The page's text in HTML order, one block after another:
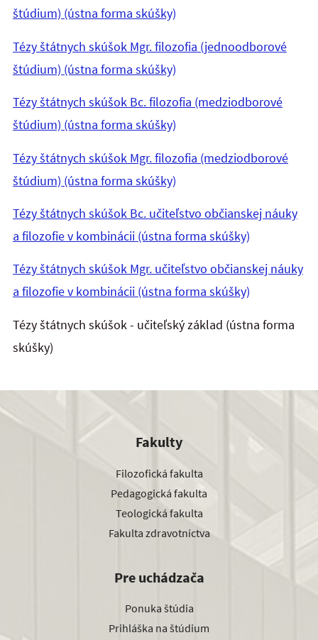
štúdium) (ústna forma skúšky)
Tézy štátnych skúšok Mgr. filozofia (jednoodborové
štúdium) (ústna forma skúšky)
Tézy štátnych skúšok Bc. filozofia (medziodborové
štúdium) (ústna forma skúšky)
Tézy štátnych skúšok Mgr. filozofia (medziodborové
štúdium) (ústna forma skúšky)
Tézy štátnych skúšok Bc. učiteľstvo občianskej náuky
a filozofie v kombinácii (ústna forma skúšky)
Tézy štátnych skúšok Mgr. učiteľstvo občianskej náuky
a filozofie v kombinácii (ústna forma skúšky)
Tézy štátnych skúšok - učiteľský základ (ústna forma
skúšky)
Fakulty
Filozofická fakulta
Pedagogická fakulta
Teologická fakulta
Fakulta zdravotníctva
Pre uchádzača
Ponuka štúdia
Prihláška na štúdium